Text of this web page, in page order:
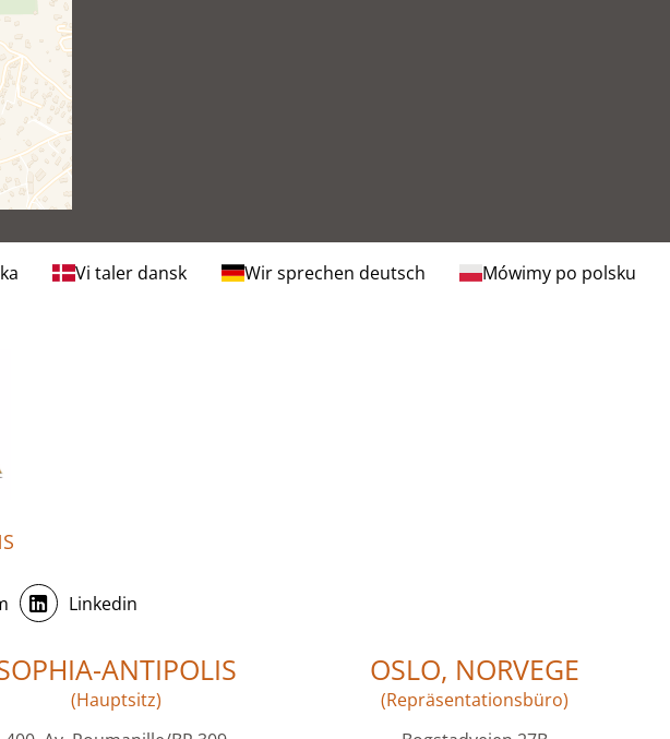
Vi taler dansk Wir sprechen deutsch Mówimy po polsku
Linkedin
ANTIPOLIS
(Hauptsitz)
OSLO, NORVEGE
(Repräsentationsbüro)